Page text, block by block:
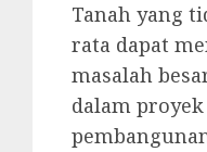
Tanah yang
rata dapat
masalah
dalam proyek